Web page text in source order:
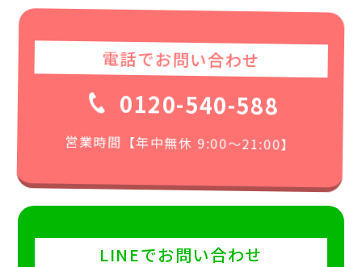
電話でお問い合わせ
0120-540-588
営業時間【年中無休 9:00〜21:00】
LINEでお問い合わせ